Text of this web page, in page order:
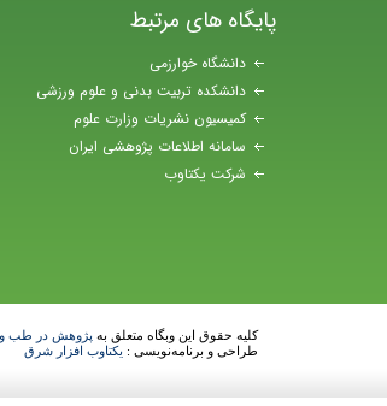
پایگاه های مرتبط
دانشگاه خوارزمی
دانشکده تربیت بدنی و علوم ورزشی
کمیسیون نشریات وزارت علوم
سامانه اطلاعات پژوهشی ایران
شرکت یکتاوب
کلیه حقوق این وبگاه متعلق به پژوهش در طب
طراحی و برنامه‌نویسی : یکتاوب افزار شرق